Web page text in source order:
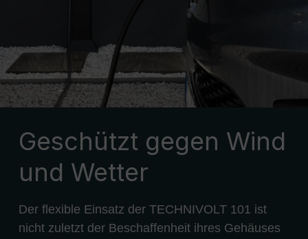
Geschützt gegen Wind
und Wetter
Der flexible Einsatz der TECHNIVOLT 101 ist
nicht zuletzt der Beschaffenheit ihres Gehäuses